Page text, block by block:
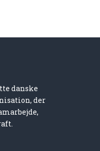
danske
der